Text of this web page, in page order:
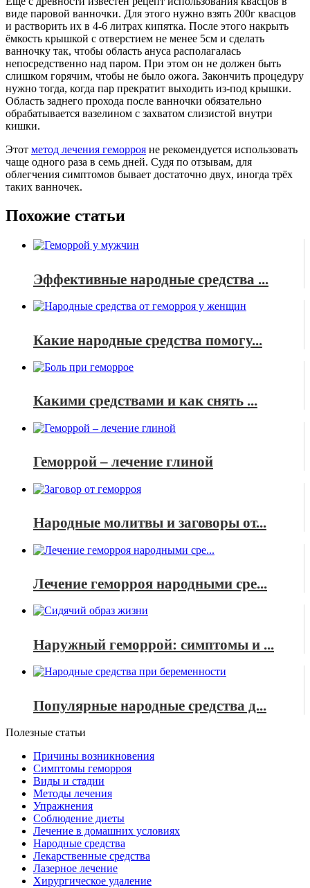
виде паровой ванночки. Для этого нужно взять 200г квасцов
и растворить их в 4-6 литрах кипятка. После этого накрыть
ёмкость крышкой с отверстием не менее 5см и сделать
ванночку так, чтобы область ануса располагалась
непосредственно над паром. При этом он не должен быть
слишком горячим, чтобы не было ожога. Закончить процедуру
нужно тогда, когда пар прекратит выходить из-под крышки.
Область заднего прохода после ванночки обязательно
обрабатывается вазелином с захватом слизистой внутри
кишки.
Этот метод лечения геморроя не рекомендуется использовать
чаще одного раза в семь дней. Судя по отзывам, для
облегчения симптомов бывает достаточно двух, иногда трёх
таких ванночек.
Похожие статьи
Эффективные народные средства ...
Какие народные средства помогу...
Какими средствами и как снять ...
Геморрой – лечение глиной
Народные молитвы и заговоры от...
Лечение геморроя народными сре...
Наружный геморрой: симптомы и ...
Популярные народные средства д...
Полезные статьи
Причины возникновения
Симптомы геморроя
Виды и стадии
Методы лечения
Упражнения
Соблюдение диеты
Лечение в домашних условиях
Народные средства
Лекарственные средства
Лазерное лечение
Хирургическое удаление